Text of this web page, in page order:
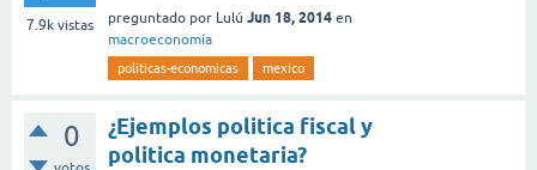
7.9k vistas preguntado por Lulú Jun 18, 2014 en
macroeconomía
politicas-economicas mexico
0
¿Ejemplos politica fiscal y
politica monetaria?